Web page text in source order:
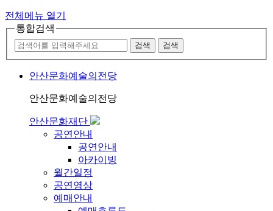
전체메뉴 열기
통합검색
안산문화예술의전당
안산문화예술의전당
안산문화재단
공연안내
공연안내
아카이빙
월간일정
공연영상
예매안내